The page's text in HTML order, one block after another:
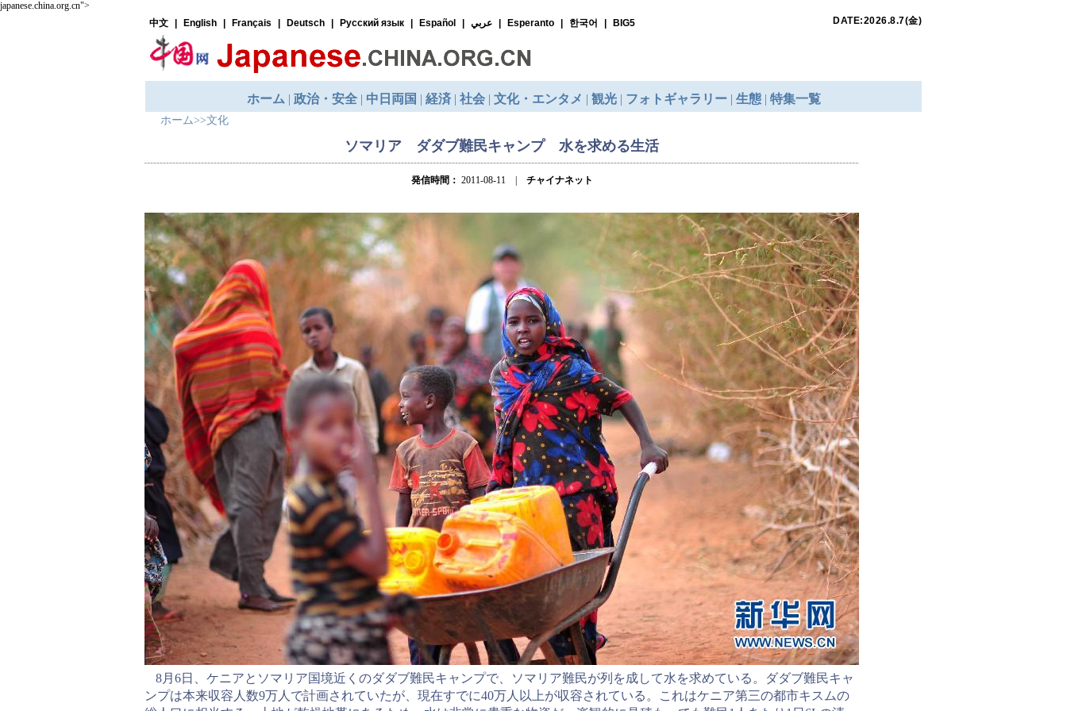
japanese.china.org.cn">
ホーム>>文化
ソマリア ダダブ難民キャンプ 水を求める生活
発信時間： 2011-08-11 | チャイナネット
8月6日、ケニアとソマリア国境近くのダダブ難民キャンプで、ソマリア難民が列を成して水を求めている。ダダブ難民キャ
ンプは本来収容人数9万人で計画されていたが、現在すでに40万人以上が収容されている。これはケニア第三の都市キスムの